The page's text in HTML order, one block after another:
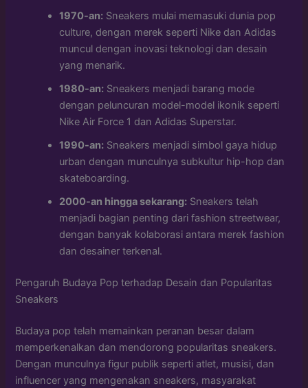
1970-an: Sneakers mulai memasuki dunia pop
culture, dengan merek seperti Nike dan Adidas
muncul dengan inovasi teknologi dan desain
yang menarik.
1980-an: Sneakers menjadi barang mode
dengan peluncuran model-model ikonik seperti
Nike Air Force 1 dan Adidas Superstar.
1990-an: Sneakers menjadi simbol gaya hidup
urban dengan munculnya subkultur hip-hop dan
skateboarding.
2000-an hingga sekarang: Sneakers telah
menjadi bagian penting dari fashion streetwear,
dengan banyak kolaborasi antara merek fashion
dan desainer terkenal.
Pengaruh Budaya Pop terhadap Desain dan Popularitas
Sneakers
Budaya pop telah memainkan peranan besar dalam
memperkenalkan dan mendorong popularitas sneakers.
Dengan munculnya figur publik seperti atlet, musisi, dan
influencer yang mengenakan sneakers, masyarakat